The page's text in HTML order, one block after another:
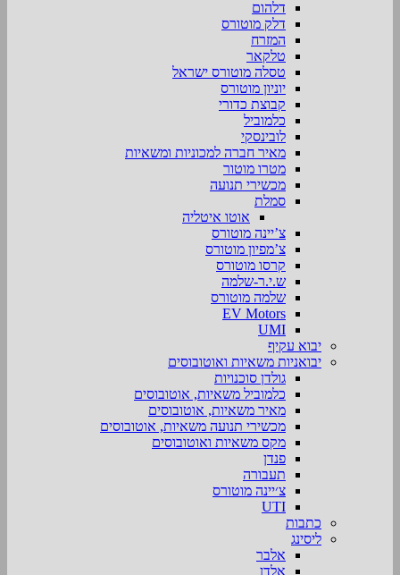
דלהום
דלק מוטורס
המזרח
טלקאר
טסלה מוטורס ישראל
יוניון מוטורס
קבוצת כדורי
כלמוביל
לובינסקי
מאיר חברה למכוניות ומשאיות
מטרו מוטור
מכשירי תנועה
סמלת
אוטו איטליה
צ’יינה מוטורס
צ’מפיון מוטורס
קרסו מוטורס
ש.י.ר-שלמה
שלמה מוטורס
EV Motors
UMI
יבוא עקיף
יבואניות משאיות ואוטובוסים
גולדן סוכנויות
כלמוביל משאיות, אוטובוסים
מאיר משאיות, אוטובוסים
מכשירי תנועה משאיות, אוטובוסים
מקס משאיות ואוטובוסים
פנדן
תעבורה
צ׳יינה מוטורס
UTI
כתבות
ליסינג
אלבר
אלדן